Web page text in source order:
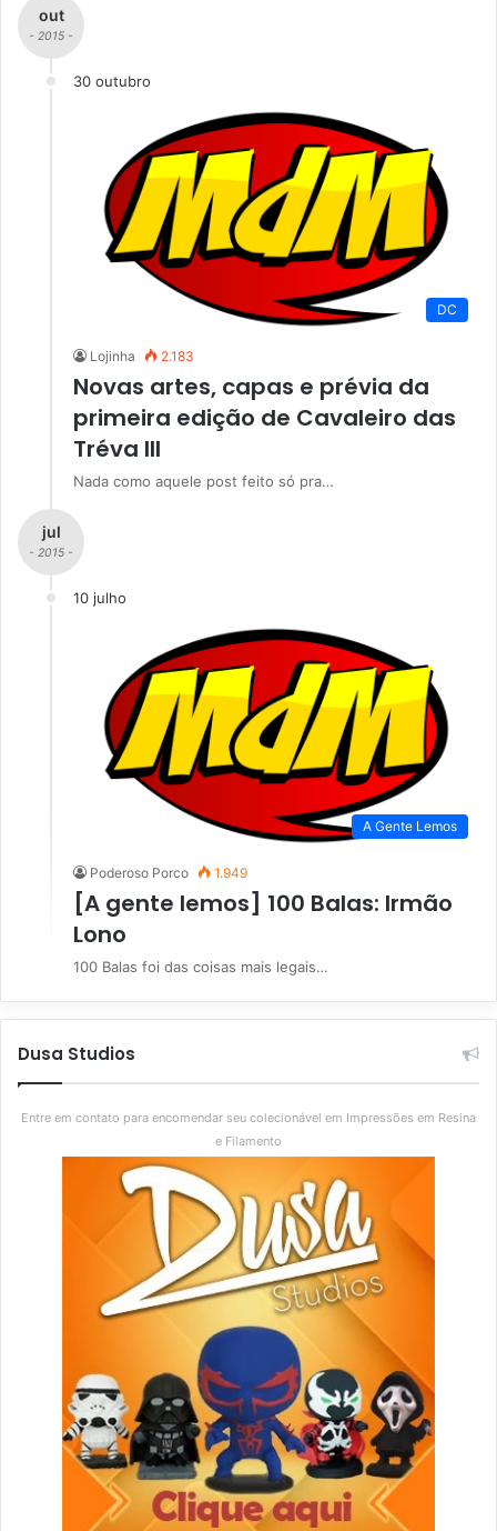
out
- 2015 -
30 outubro
DC
Lojinha 2.183
Novas artes, capas e prévia da
primeira edição de Cavaleiro das
Tréva III
Nada como aquele post feito só pra…
jul
- 2015 -
10 julho
A Gente Lemos
Poderoso Porco 1.949
[A gente lemos] 100 Balas: Irmão
Lono
100 Balas foi das coisas mais legais…
Dusa Studios
Entre em contato para encomendar seu colecionável em Impressões em Resina
e Filamento